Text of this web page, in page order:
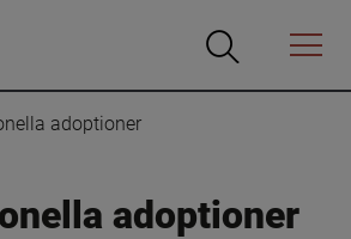
Öppna
Öppna
Menyn
adoptioner
adoptioner